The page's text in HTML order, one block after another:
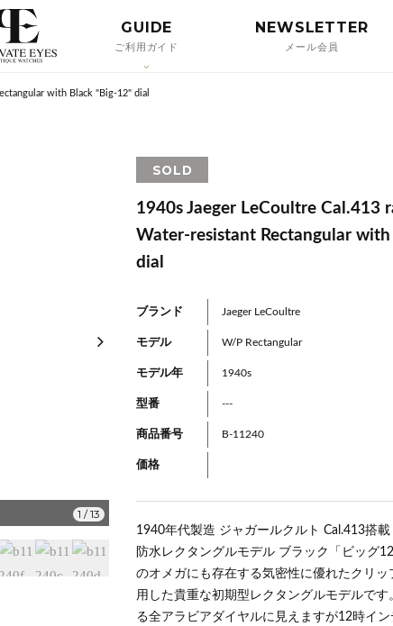
GUIDE
ご利用ガイド
NEWSLETTER
メール会員
with Black "Big-12" dial
1 /13
SOLD
1940s Jaeger LeCoultre Cal.413
Water-resistant Rectangular
dial
ブランド Jaeger LeCoultre
モデル W/P Rectangular
モデル年 1940s
型番 ---
商品番号 B-11240
価格
1940年代製造 ジャガールクルト Cal.413搭
防水レクタングルモデル ブラック「ビッグ
のオメガにも存在する気密性に優れたクリ
用した貴重な初期型レクタングルモデルで
る全アラビアダイヤルに見えますが12時イ